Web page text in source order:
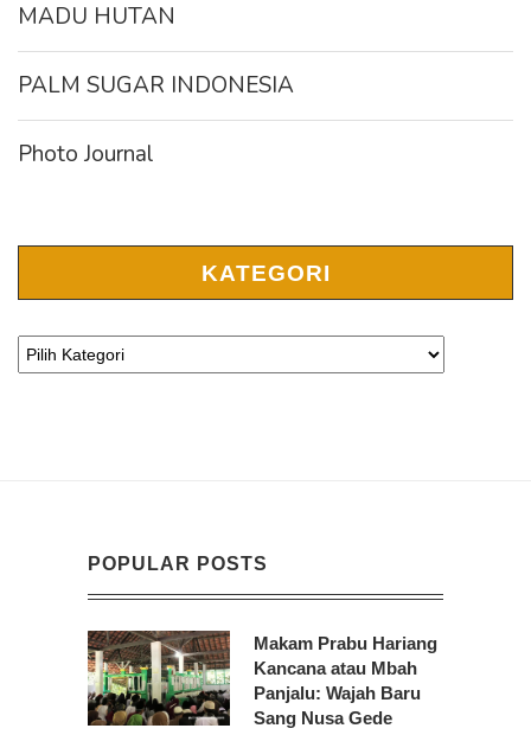
MADU HUTAN
PALM SUGAR INDONESIA
Photo Journal
KATEGORI
POPULAR POSTS
Makam Prabu Hariang
Kancana atau Mbah
Panjalu: Wajah Baru
Sang Nusa Gede